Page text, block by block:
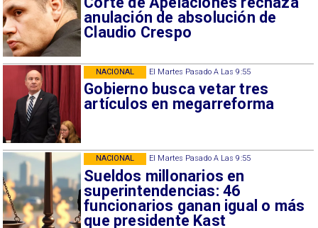
anulación de absolución de
Claudio Crespo
El Martes Pasado A Las 9:55
Gobierno busca vetar tres
artículos en megarreforma
NACIONAL
El Martes Pasado A Las 9:55
Sueldos millonarios en
superintendencias: 46
funcionarios ganan igual o más
que presidente Kast
NACIONAL